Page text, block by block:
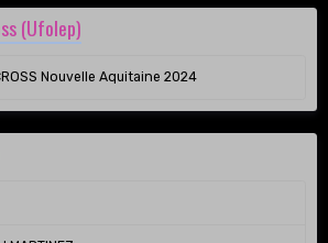
(Ufolep)
Nouvelle Aquitaine 2024